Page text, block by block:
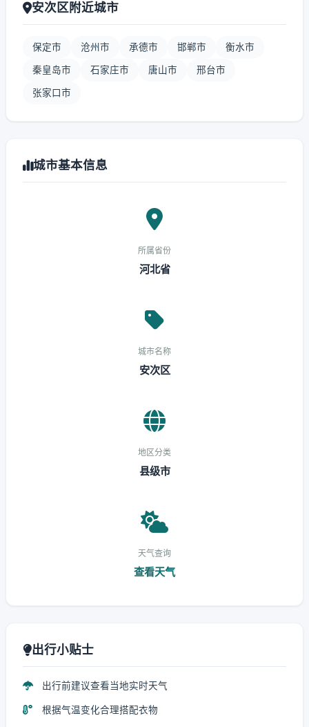
安次区附近城市
保定市 沧州市 承德市 邯郸市 衡水市
秦皇岛市 石家庄市 唐山市 邢台市
张家口市
城市基本信息
所属省份
河北省
城市名称
安次区
地区分类
县级市
天气查询
查看天气
出行小贴士
出行前建议查看当地实时天气
根据气温变化合理搭配衣物